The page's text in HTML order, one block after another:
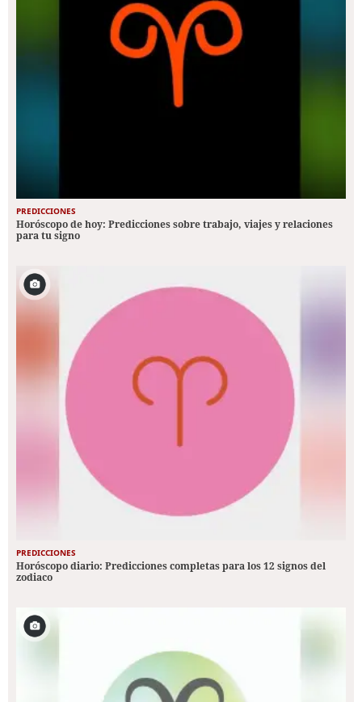
PREDICCIONES
Horóscopo de hoy: Predicciones sobre trabajo, viajes y relaciones
para tu signo
PREDICCIONES
Horóscopo diario: Predicciones completas para los 12 signos del
zodiaco